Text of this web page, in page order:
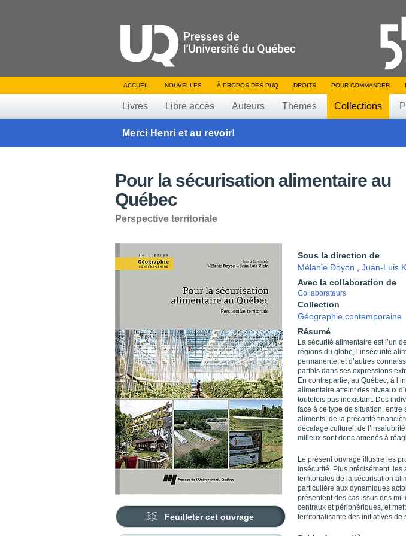
ACCUEIL NOUVELLES À PROPOS DES PUQ DROITS POUR COMMANDER
Livres Libre accès Auteurs Thèmes Collections
Merci Henri et au revoir!
Pour la sécurisation alimentaire au
Québec
Perspective territoriale
Feuilleter cet ouvrage
Sous la direction de
Mélanie Doyon
Juan-Luis
Avec la collaboration de
Collaborateurs
Collection
Géographie contemporaine
Résumé
La sécurité alimentaire est l’un
régions du globe, l’insécurité
permanente, et d’autres
parfois dans ses expressions
En contrepartie, au Québec, à
alimentaire atteint des niveaux
toutefois pas inexistant. Des
face à ce type de situation,
aliments, de la précarité
décalage culturel, de
milieux sont donc amenés à
Le présent ouvrage illustre les
insécurité. Plus précisément,
territoriales de la sécurisation
particulière aux dynamiques
présentent des cas issus des
centraux et périphériques, et
territorialisante des initiatives de